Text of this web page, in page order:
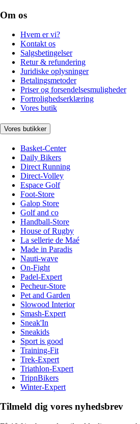
Om os
Hvem er vi?
Kontakt os
Salgsbetingelser
Retur & refundering
Juridiske oplysninger
Betalingsmetoder
Priser og forsendelsesmuligheder
Fortrolighedserklæring
Vores butik
Vores butikker
Basket-Center
Daily Bikers
Direct Running
Direct-Volley
Espace Golf
Foot-Store
Galop Store
Golf and co
Handball-Store
House of Rugby
La sellerie de Maé
Made in Paradis
Nauti-wave
On-Fight
Padel-Expert
Pecheur-Store
Pet and Garden
Slowood Interior
Smash-Expert
Sneak'In
Sneakids
Sport is good
Training-Fit
Trek-Expert
Triathlon-Expert
TripnBikers
Winter-Expert
Tilmeld dig vores nyhedsbrev